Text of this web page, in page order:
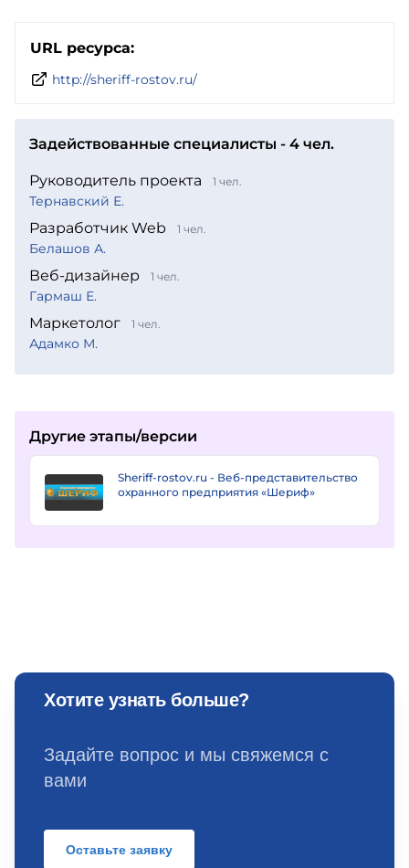
URL ресурса:
http://sheriff-rostov.ru/
Задействованные специалисты - 4 чел.
Руководитель проекта 1 чел.
Тернавский Е.
Разработчик Web 1 чел.
Белашов А.
Веб-дизайнер 1 чел.
Гармаш Е.
Маркетолог 1 чел.
Адамко М.
Другие этапы/версии
Sheriff-rostov.ru - Веб-представительство
охранного предприятия «Шериф»
Хотите узнать больше?
Задайте вопрос и мы свяжемся с
вами
Оставьте заявку